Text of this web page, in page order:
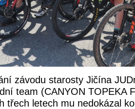
závodu starosty Jičína
team (CANYON TOPEKA
třech letech mu nedokázal